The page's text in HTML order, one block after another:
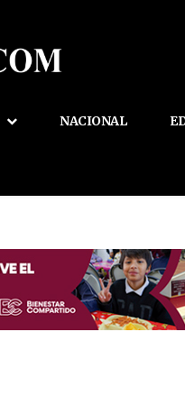
NACIONAL